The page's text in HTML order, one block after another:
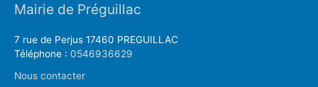
Mairie de Préguillac
7 rue de Perjus 17460 PREGUILLAC
Téléphone : 0546936629
Nous contacter